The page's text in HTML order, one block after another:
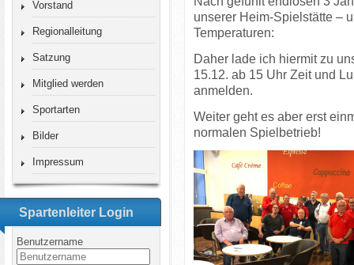
Vorstand
Regionalleitung
Satzung
Mitglied werden
Sportarten
Bilder
Impressum
Spartenleiter Login
Benutzername
unserer Heim-Spielstätte –
Temperaturen:
Daher lade ich hiermit zu
15.12. ab 15 Uhr Zeit und
anmelden.
Weiter geht es aber erst
normalen Spielbetrieb!